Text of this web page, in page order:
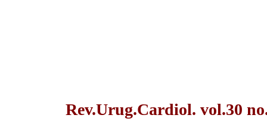
Rev.Urug.Cardiol. vol.30